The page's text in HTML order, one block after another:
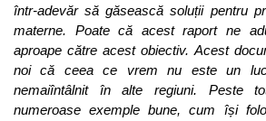
într-adevăr să găsească soluții pentru
materne. Poate că acest raport ne
aproape către acest obiectiv. Acest
noi că ceea ce vrem nu este un
nemaiîntâlnit în alte regiuni. Peste
numeroase exemple bune, cum își